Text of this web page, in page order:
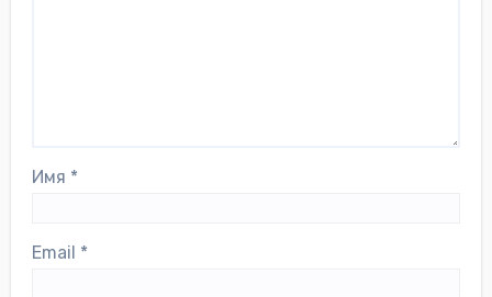
Имя *
Email *